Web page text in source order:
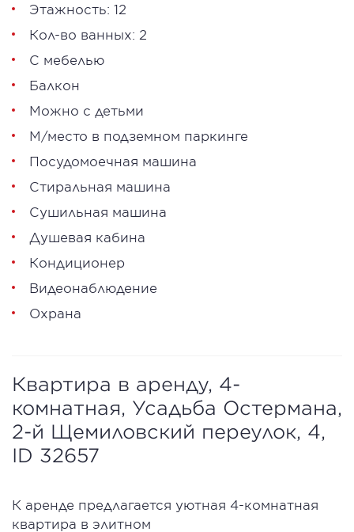
Этажность: 12
Кол-во ванных: 2
С мебелью
Балкон
Можно с детьми
М/место в подземном паркинге
Посудомоечная машина
Стиральная машина
Сушильная машина
Душевая кабина
Кондиционер
Видеонаблюдение
Охрана
Квартира в аренду, 4-
комнатная, Усадьба Остермана,
2-й Щемиловский переулок, 4,
ID 32657
К аренде предлагается уютная 4-комнатная
квартира в элитном